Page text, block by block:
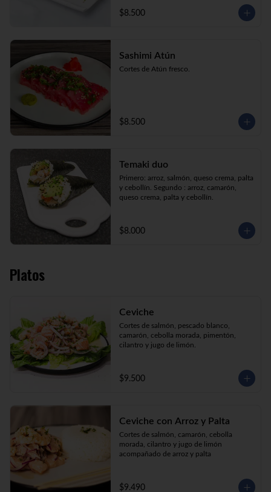
$8.500
Sashimi Atún
Cortes de Atún fresco.
$8.500
Temaki duo
Primero: arroz, salmón, queso crema, palta
y cebollín. Segundo : arroz, camarón,
queso crema, palta y cebollín.
$8.000
Platos
Ceviche
Cortes de salmón, pescado blanco,
camarón, cebolla morada, pimentón,
cilantro y jugo de limón.
$9.500
Ceviche con Arroz y Palta
Cortes de salmón, camarón, cebolla
morada, cilantro y jugo de limón
acompañado de arroz y palta
$9.490